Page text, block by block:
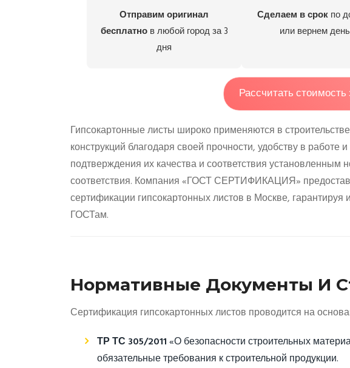
Отправим оригинал
бесплатнов любой город за 3
дня
Сделаем в срок по
или вернем
Рассчитать
Гипсокартонные листы широко применяются в
конструкций благодаря своей прочности, удобству в работе
подтверждения их качества и соответствия
соответствия. Компания «ГОСТ СЕРТИФИКАЦИЯ»
сертификации гипсокартонных листов в Москве, гарантируя
ГОСТам.
Нормативные Документы И
Сертификация гипсокартонных листов проводится на
ТР ТС 305/2011«О безопасности строительных
обязательные требования к строительной продукции.